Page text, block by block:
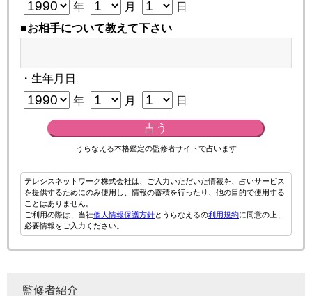
年 月
日
■お相手について教えて下さい
・生年月日
年 月 日
占う
うらなえる本格鑑定の監修者サイトで占います
テレシスネットワーク株式会社は、ご入力いただいた情報を、占いサービス
を提供するためにのみ使用し、情報の蓄積を行ったり、他の目的で使用する
ことはありません。
ご利用の際は、当社個人情報保護方針とうらなえるの利用規約に同意の上、
必要情報をご入力ください。
監修者紹介